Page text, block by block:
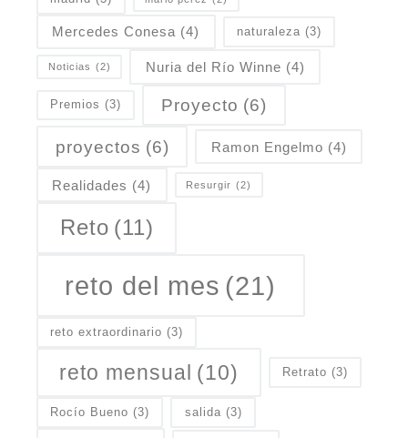
Mercedes Conesa (4) naturaleza (3)
Noticias (2) Nuria del Río Winne (4)
Premios (3) Proyecto (6)
proyectos (6) Ramon Engelmo (4)
Realidades (4) Resurgir (2)
Reto (11)
reto del mes (21)
reto extraordinario (3)
reto mensual (10) Retrato (3)
Rocío Bueno (3) salida (3)